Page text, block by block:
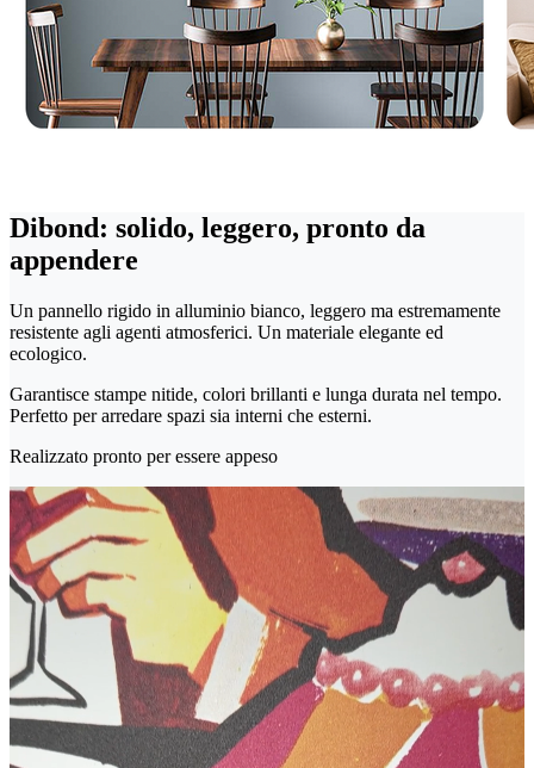
Dibond: solido, leggero, pronto da
appendere
Un pannello rigido in alluminio bianco, leggero ma estremamente
resistente agli agenti atmosferici. Un materiale elegante ed
ecologico.
Garantisce stampe nitide, colori brillanti e lunga durata nel tempo.
Perfetto per arredare spazi sia interni che esterni.
Realizzato pronto per essere appeso